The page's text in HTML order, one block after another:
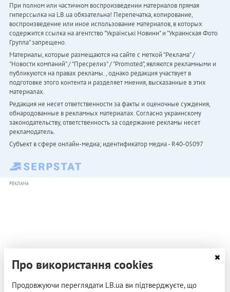
При полном или частичном воспроизведении материалов прямая
гиперссылка на LB.ua обязательна! Перепечатка, копирование,
воспроизведение или иное использование материалов, в которых
содержится ссылка на агентство "Українськi Новини" и "Украинская Фото
Группа" запрещено.
Материалы, которые размещаются на сайте с меткой "Реклама" /
"Новости компаний" / "Пресрелиз" / "Promoted", являются рекламными и
публикуются на правах рекламы. , однако редакция участвует в
подготовке этого контента и разделяет мнения, высказанные в этих
материалах.
Редакция не несет ответственности за факты и оценочные суждения,
обнародованные в рекламных материалах. Согласно украинскому
законодательству, ответственность за содержание рекламы несет
рекламодатель.
Субъект в сфере онлайн-медиа; идентификатор медиа - R40-05097
РЕКЛАМА
Про використання cookies
Продовжуючи переглядати LB.ua ви підтверджуєте, що